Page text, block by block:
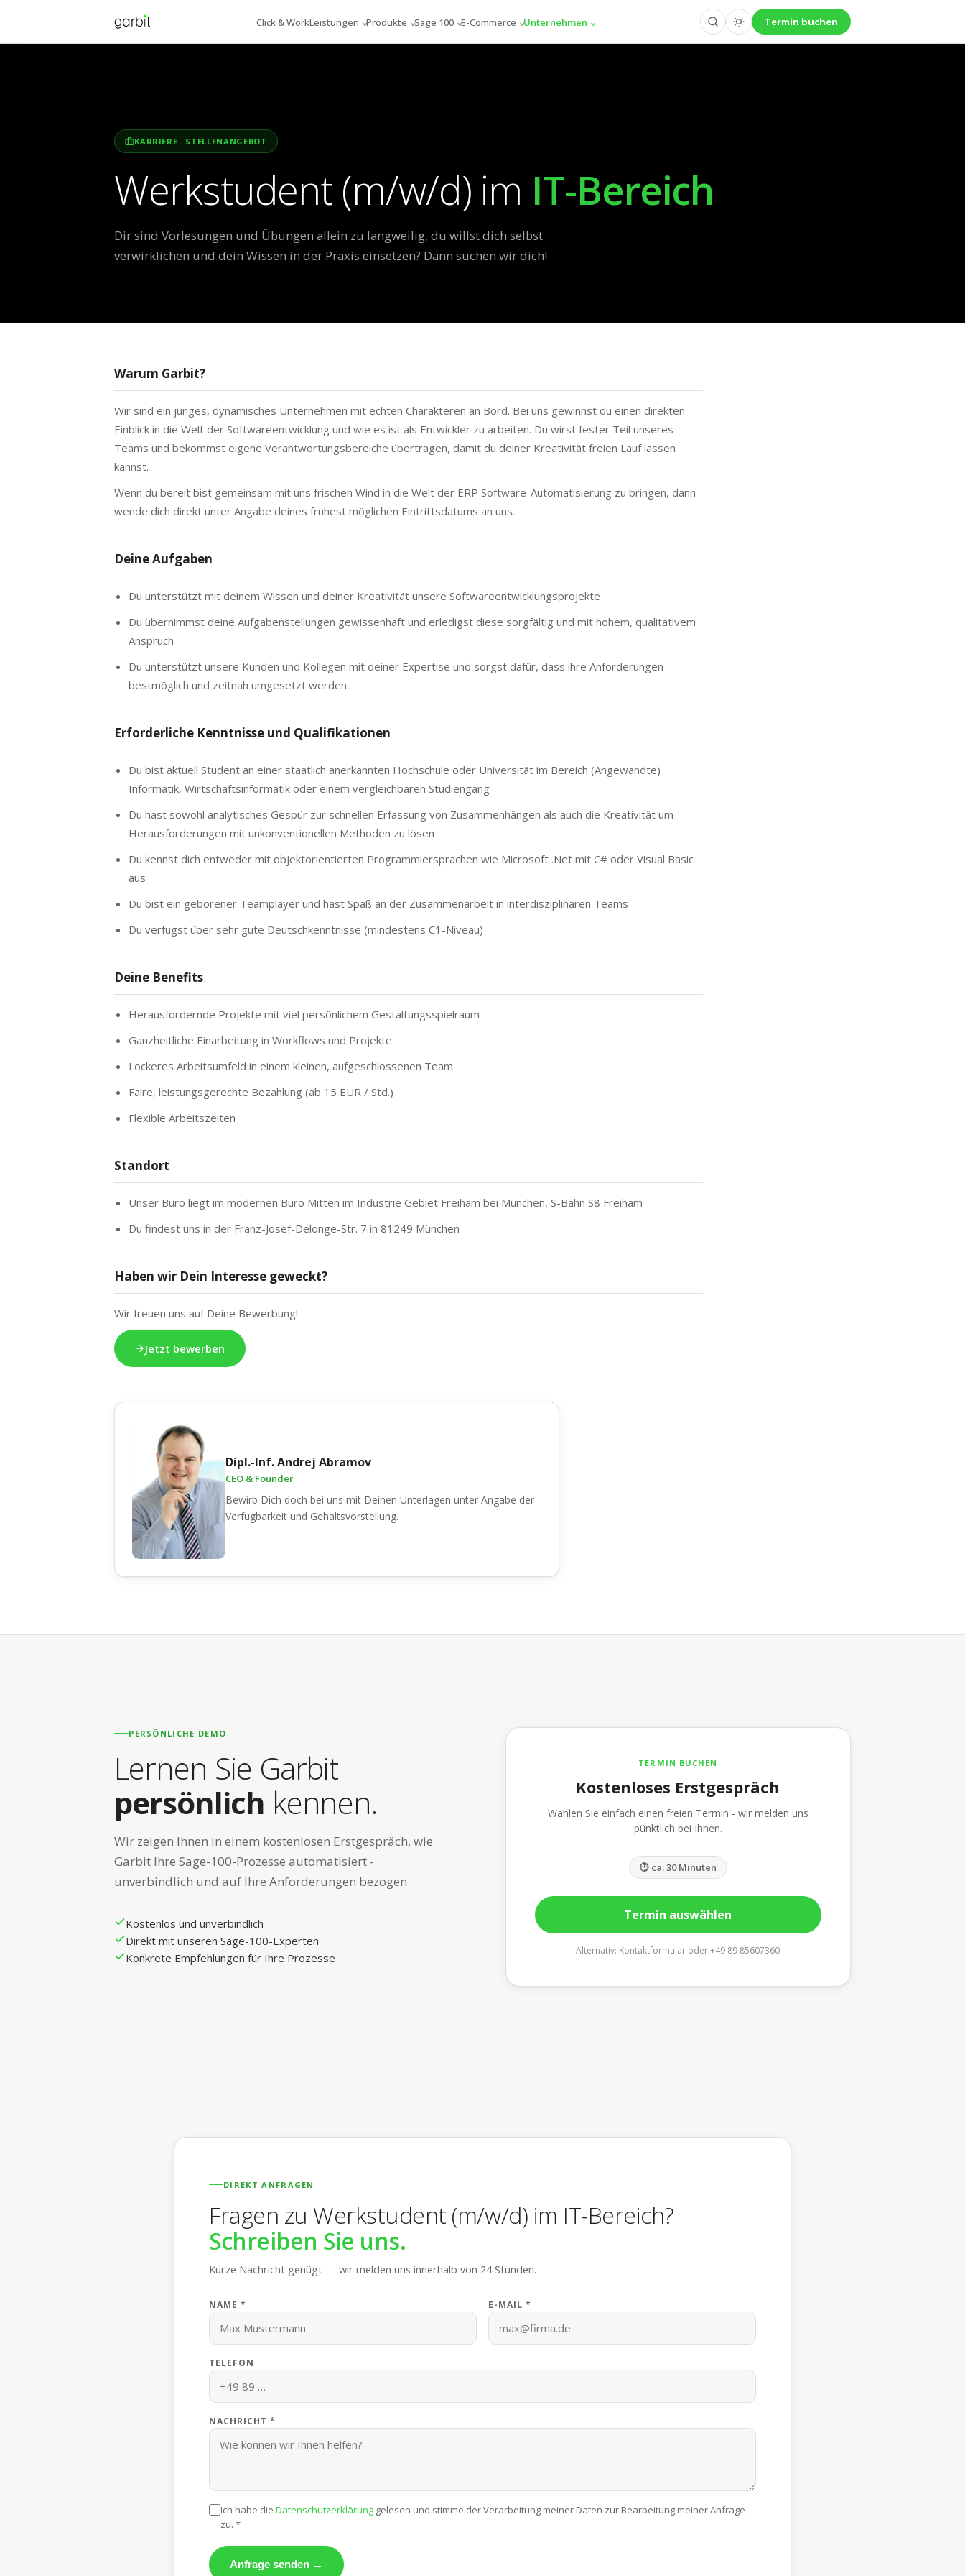
Click & WorkLeistungen Produkte Sage 100 E-Commerce Unternehmen Termin buchen
KARRIERE · STELLENANGEBOT
Werkstudent (m/w/d) im IT-Bereich
Dir sind Vorlesungen und Übungen allein zu langweilig, du willst dich selbst
verwirklichen und dein Wissen in der Praxis einsetzen? Dann suchen wir dich!
Warum Garbit?
Wir sind ein junges, dynamisches Unternehmen mit echten Charakteren an Bord. Bei uns gewinnst du einen direkten
Einblick in die Welt der Softwareentwicklung und wie es ist als Entwickler zu arbeiten. Du wirst fester Teil unseres
Teams und bekommst eigene Verantwortungsbereiche übertragen, damit du deiner Kreativität freien Lauf lassen
kannst.
Wenn du bereit bist gemeinsam mit uns frischen Wind in die Welt der ERP Software-Automatisierung zu bringen, dann
wende dich direkt unter Angabe deines frühest möglichen Eintrittsdatums an uns.
Deine Aufgaben
Du unterstützt mit deinem Wissen und deiner Kreativität unsere Softwareentwicklungsprojekte
Du übernimmst deine Aufgabenstellungen gewissenhaft und erledigst diese sorgfältig und mit hohem, qualitativem
Anspruch
Du unterstützt unsere Kunden und Kollegen mit deiner Expertise und sorgst dafür, dass ihre Anforderungen
bestmöglich und zeitnah umgesetzt werden
Erforderliche Kenntnisse und Qualifikationen
Du bist aktuell Student an einer staatlich anerkannten Hochschule oder Universität im Bereich (Angewandte)
Informatik, Wirtschaftsinformatik oder einem vergleichbaren Studiengang
Du hast sowohl analytisches Gespür zur schnellen Erfassung von Zusammenhängen als auch die Kreativität um
Herausforderungen mit unkonventionellen Methoden zu lösen
Du kennst dich entweder mit objektorientierten Programmiersprachen wie Microsoft .Net mit C# oder Visual Basic
aus
Du bist ein geborener Teamplayer und hast Spaß an der Zusammenarbeit in interdisziplinären Teams
Du verfügst über sehr gute Deutschkenntnisse (mindestens C1-Niveau)
Deine Benefits
Herausfordernde Projekte mit viel persönlichem Gestaltungsspielraum
Ganzheitliche Einarbeitung in Workflows und Projekte
Lockeres Arbeitsumfeld in einem kleinen, aufgeschlossenen Team
Faire, leistungsgerechte Bezahlung (ab 15 EUR / Std.)
Flexible Arbeitszeiten
Standort
Unser Büro liegt im modernen Büro Mitten im Industrie Gebiet Freiham bei München, S-Bahn S8 Freiham
Du findest uns in der Franz-Josef-Delonge-Str. 7 in 81249 München
Haben wir Dein Interesse geweckt?
Wir freuen uns auf Deine Bewerbung!
Jetzt bewerben
Dipl.-Inf. Andrej Abramov
CEO & Founder
Bewirb Dich doch bei uns mit Deinen Unterlagen unter Angabe der
Verfügbarkeit und Gehaltsvorstellung.
PERSÖNLICHE DEMO
Lernen Sie Garbit
persönlich kennen.
Wir zeigen Ihnen in einem kostenlosen Erstgespräch, wie
Garbit Ihre Sage-100-Prozesse automatisiert -
unverbindlich und auf Ihre Anforderungen bezogen.
Kostenlos und unverbindlich
Direkt mit unseren Sage-100-Experten
Konkrete Empfehlungen für Ihre Prozesse
TERMIN BUCHEN
Kostenloses Erstgespräch
Wählen Sie einfach einen freien Termin - wir melden uns
pünktlich bei Ihnen.
⏱ ca. 30 Minuten
Termin auswählen
Alternativ: Kontaktformular oder +49 89 85607360
DIREKT ANFRAGEN
Fragen zu Werkstudent (m/w/d) im IT-Bereich?
Schreiben Sie uns.
Kurze Nachricht genügt — wir melden uns innerhalb von 24 Stunden.
NAME * E-MAIL *
TELEFON
NACHRICHT *
Ich habe die Datenschutzerklärung gelesen und stimme der Verarbeitung meiner Daten zur Bearbeitung meiner Anfrage
zu. *
Anfrage senden →